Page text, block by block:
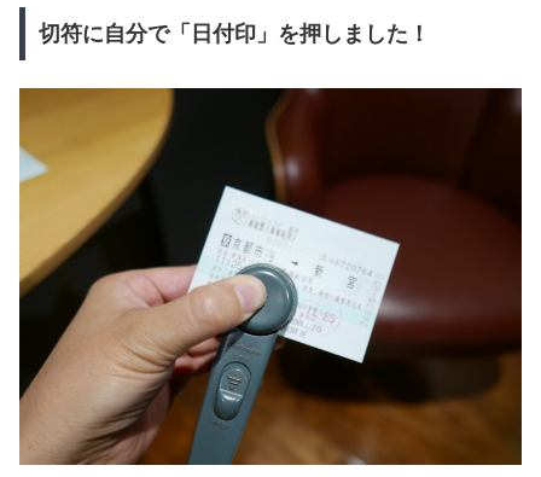
切符に自分で「日付印」を押しました！